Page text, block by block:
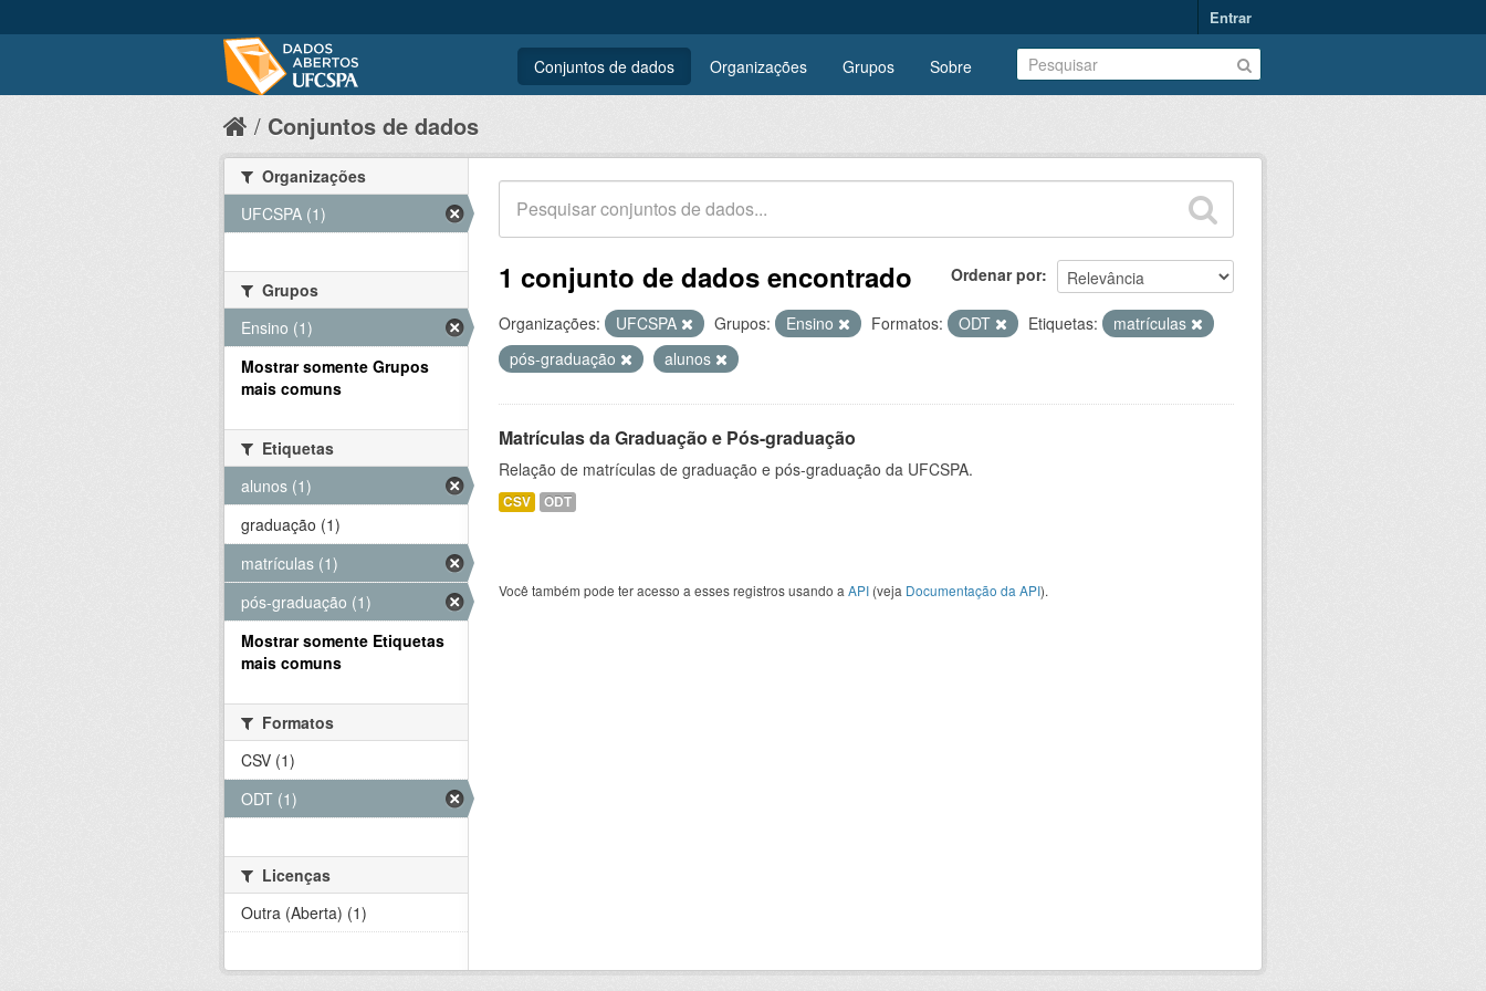
Entrar
Conjuntos de dados Organizações Grupos Sobre
Conjuntos de dados
Ordenar por
1 conjunto de dados encontrado
Organizações: UFCSPA Grupos: Ensino Formatos: ODT Etiquetas:
matrículas
pós-graduação
alunos
Matrículas da Graduação e Pós-graduação
Relação de matrículas de graduação e pós-graduação da UFCSPA.
CSV ODT
Você também pode ter acesso a esses registros usando a API (veja Documentação da API).
Organizações
UFCSPA (1)
Grupos
Ensino (1)
Mostrar somente Grupos
mais comuns
Etiquetas
alunos (1)
graduação (1)
matrículas (1)
pós-graduação (1)
Mostrar somente Etiquetas
mais comuns
Formatos
CSV (1)
ODT (1)
Licenças
Outra (Aberta) (1)